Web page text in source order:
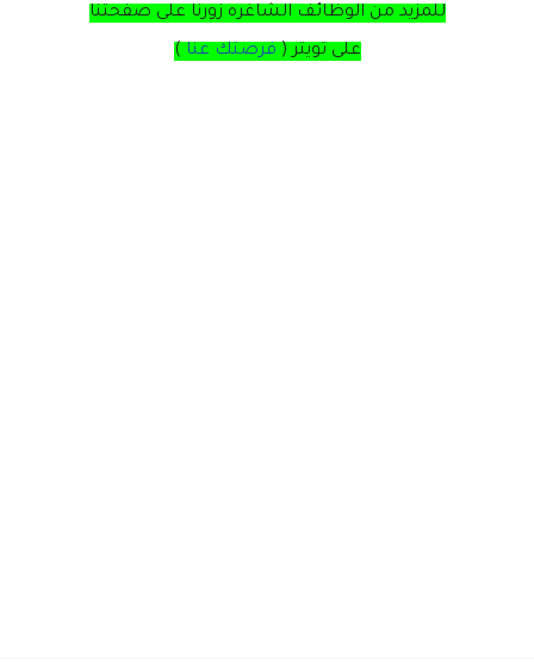
للمزيد من الوظائف الشاغره زورنا على صفحتنا
على تويتر( فرصتك عنا )